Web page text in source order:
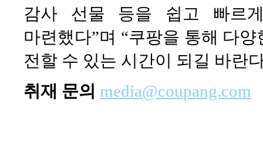
감사 선물 등을 쉽고 빠르
마련했다”며 “쿠팡을 통해 다
전할 수 있는 시간이 되길 바란
취재 문의 media@coupang.com